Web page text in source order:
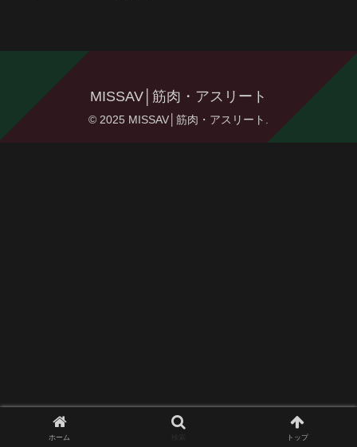
MISSAV│筋肉・アスリート
© 2025 MISSAV│筋肉・アスリート.
ホーム トップ